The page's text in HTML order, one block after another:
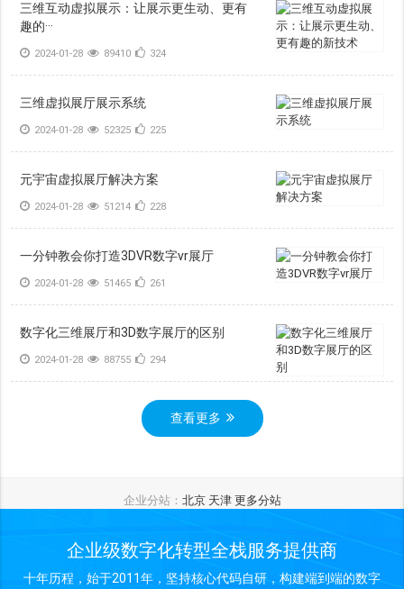
三维互动虚拟展示：让展示更生动、更有
趣的···
2024-01-28 89410 324
三维虚拟展厅展示系统
2024-01-28 52325 225
元宇宙虚拟展厅解决方案
2024-01-28 51214 228
一分钟教会你打造3DVR数字vr展厅
2024-01-28 51465 261
数字化三维展厅和3D数字展厅的区别
2024-01-28 88755 294
查看更多
企业分站： 北京 天津 更多分站
企业级数字化转型全栈服务提供商
十年历程，始于2011年，坚持核心代码自研，构建端到端的数字